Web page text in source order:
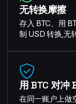
无转换摩擦
存入 BTC、用
制 USD 转换,无
用 BTC 对冲
在同一账户上做